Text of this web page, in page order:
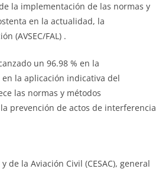
la implementación de las normas y
en la actualidad, la
(AVSEC/FAL) .
un 96.98 % en la
la aplicación indicativa del
las normas y métodos
prevención de actos de interferencia
la Aviación Civil (CESAC), general